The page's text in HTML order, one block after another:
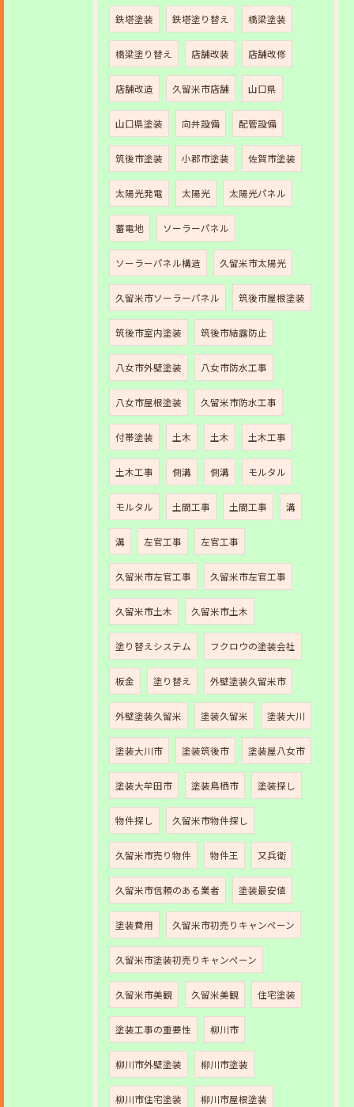
鉄塔塗装 鉄塔塗り替え 橋梁塗装
橋梁塗り替え 店舗改装 店舗改修
店舗改造 久留米市店舗 山口県
山口県塗装 向井設備 配管設備
筑後市塗装 小郡市塗装 佐賀市塗装
太陽光発電 太陽光 太陽光パネル
蓄電地 ソーラーパネル
ソーラーパネル構造 久留米市太陽光
久留米市ソーラーパネル 筑後市屋根塗装
筑後市室内塗装 筑後市結露防止
八女市外壁塗装 八女市防水工事
八女市屋根塗装 久留米市防水工事
付帯塗装 土木 土木 土木工事
土木工事 側溝 側溝 モルタル
モルタル 土間工事 土間工事 溝
溝 左官工事 左官工事
久留米市左官工事 久留米市左官工事
久留米市土木 久留米市土木
塗り替えシステム フクロウの塗装会社
板金 塗り替え 外壁塗装久留米市
外壁塗装久留米 塗装久留米 塗装大川
塗装大川市 塗装筑後市 塗装屋八女市
塗装大牟田市 塗装鳥栖市 塗装探し
物件探し 久留米市物件探し
久留米市売り物件 物件王 又兵衛
久留米市信頼のある業者 塗装最安値
塗装費用 久留米市初売りキャンペーン
久留米市塗装初売りキャンペーン
久留米市美観 久留米美観 住宅塗装
塗装工事の重要性 柳川市
柳川市外壁塗装 柳川市塗装
柳川市住宅塗装 柳川市屋根塗装